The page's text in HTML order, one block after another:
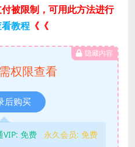
被限制，可用此方法进行
教程 《《
隐藏内容
权限查看
后购买
VIP: 免费 永久会员: 免费